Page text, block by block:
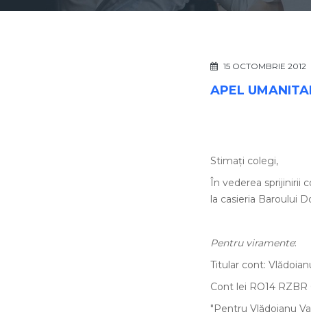
15 OCTOMBRIE 2012
APEL
Stimaţi colegi,
În vederea sprijinirii
la casieria Baroului
Pentru viramente:
Titular cont:
Cont lei RO14
"Pentru Vlădoianu